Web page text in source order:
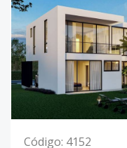
Código: 4152